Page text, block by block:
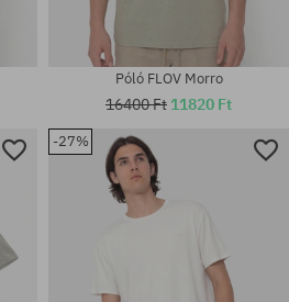
Elérhető méretek:
M; L; XL; XXL
Póló FLOV Morro
16400 Ft 11820 Ft
-27%